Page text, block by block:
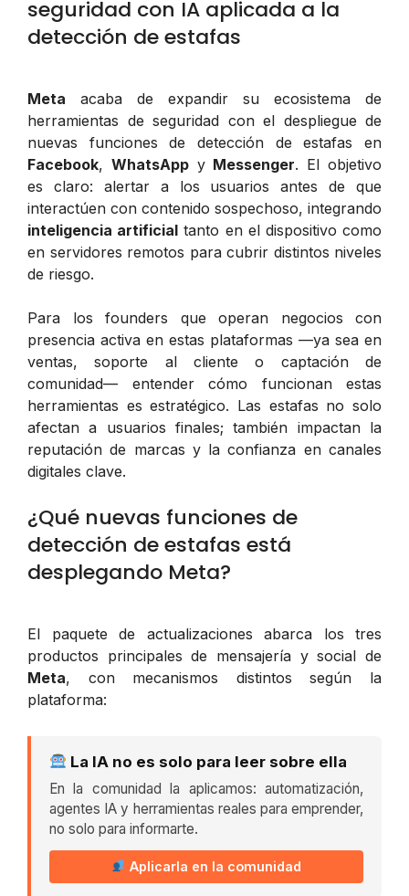
seguridad con IA aplicada a la
detección de estafas
Meta acaba de expandir su ecosistema de
herramientas de seguridad con el despliegue de
nuevas funciones de detección de estafas en
Facebook, WhatsAppy Messenger. El objetivo
es claro: alertar a los usuarios antes de que
interactúen con contenido sospechoso, integrando
inteligencia artificial tanto en el dispositivo como
en servidores remotos para cubrir distintos niveles
de riesgo.
Para los founders que operan negocios con
presencia activa en estas plataformas —ya sea en
ventas, soporte al cliente o captación de
comunidad— entender cómo funcionan estas
herramientas es estratégico. Las estafas no solo
afectan a usuarios finales; también impactan la
reputación de marcas y la confianza en canales
digitales clave.
¿Qué nuevas funciones de
detección de estafas está
desplegando Meta?
El paquete de actualizaciones abarca los tres
productos principales de mensajería y social de
Meta, con mecanismos distintos según la
plataforma:
La IA no es solo para leer sobre ella
En la comunidad la aplicamos: automatización,
agentes IA y herramientas reales para emprender,
no solo para informarte.
Aplicarla en la comunidad